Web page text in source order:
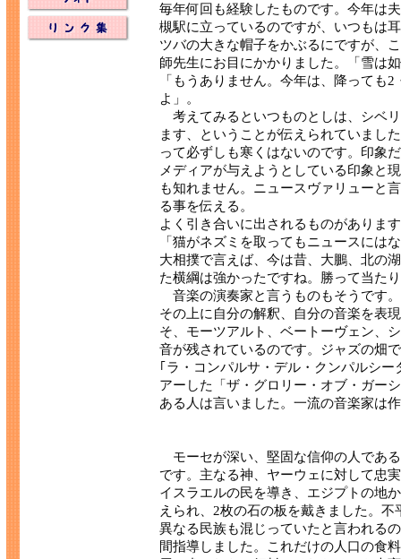
毎年何回も経験したものです。今年は
槻駅に立っているのですが、いつもは
ツバの大きな帽子をかぶるにですが、
師先生にお目にかかりました。「雪は
「もうありません。今年は、降っても
よ」。
考えてみるといつものとしは、シベ
ます、ということが伝えられていまし
って必ずしも寒くはないのです。印象
メディアが与えようとしている印象と
も知れません。ニュースヴァリューと
る事を伝える。
よく引き合いに出されるものがありま
「猫がネズミを取ってもニュースには
大相撲で言えば、今は昔、大鵬、北の
た横綱は強かったですね。勝って当た
音楽の演奏家と言うものもそうです
その上に自分の解釈、自分の音楽を表
そ、モーツアルト、ベートーヴェン、
音が残されているのです。ジャズの畑
｢ラ・コンパルサ・デル・クンパルシ
アーした「ザ・グロリー・オブ・ガー
ある人は言いました。一流の音楽家は
モーセが深い、堅固な信仰の人であ
です。主なる神、ヤーウェに対して忠
イスラエルの民を導き、エジプトの地
えられ、2枚の石の板を戴きました。
異なる民族も混じっていたと言われる
間指導しました。これだけの人口の食